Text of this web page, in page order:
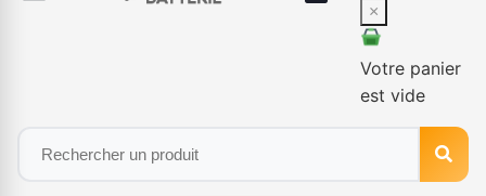
×
Votre panier
est vide